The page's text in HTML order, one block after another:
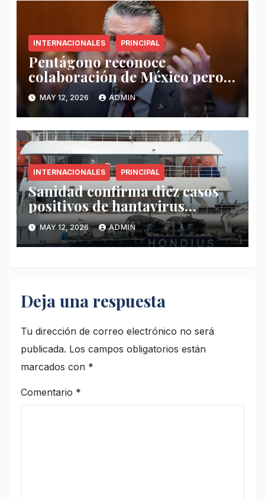
INTERNACIONALES PRINCIPAL
Pentágono reconoce
colaboración de México pero
exige mayor operatividad
antidrogas
MAY 12, 2026 ADMIN
INTERNACIONALES PRINCIPAL
Sanidad confirma diez casos
positivos de hantavirus
vinculados al crucero MV
Hondius
MAY 12, 2026 ADMIN
Deja una respuesta
Tu dirección de correo electrónico no será
publicada. Los campos obligatorios están
marcados con *
Comentario *